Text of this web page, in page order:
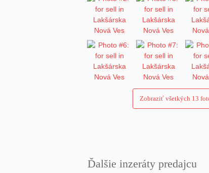
Zobraziť všetkých 13
Ďalšie inzeráty predajcu